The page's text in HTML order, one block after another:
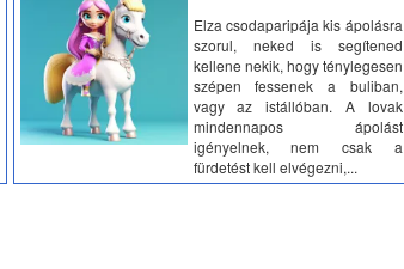
Elza csodaparipája kis ápolásra
szorul, neked is segítened
kellene nekik, hogy ténylegesen
szépen fessenek a buliban,
vagy az istállóban. A lovak
mindennapos ápolást
igényelnek, nem csak a
fürdetést kell elvégezni,...